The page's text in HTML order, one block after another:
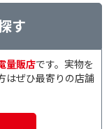
す
量販店です。実物を
はぜひ最寄りの店舗